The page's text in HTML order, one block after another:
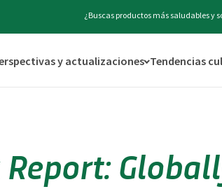
¿Buscas productos más saludables y
y actualizaciones Tendencias